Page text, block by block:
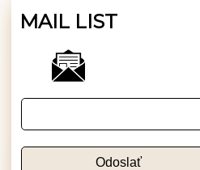
MAIL LIST